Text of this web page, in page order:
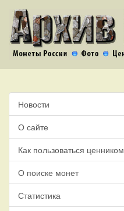
Новости
О сайте
Как пользоваться ценником
О поиске монет
Статистика